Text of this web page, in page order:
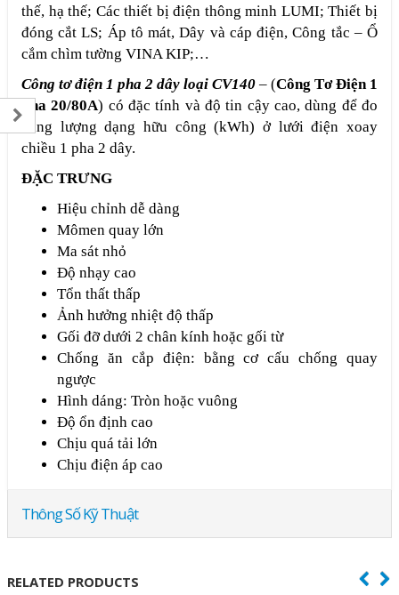
thế, hạ thế; Các thiết bị điện thông minh LUMI; Thiết bị
đóng cắt LS; Áp tô mát, Dây và cáp điện, Công tắc – Ổ
cắm chìm tường VINA KIP;…
Công tơ điện 1 pha 2 dây loại CV140 – (Công Tơ Điện 1
Pha 20/80A) có đặc tính và độ tin cậy cao, dùng để đo
năng lượng dạng hữu công (kWh) ở lưới điện xoay
chiều 1 pha 2 dây.
ĐẶC TRƯNG
Hiệu chỉnh dễ dàng
Mômen quay lớn
Ma sát nhỏ
Ðộ nhạy cao
Tổn thất thấp
Ảnh hưởng nhiệt độ thấp
Gối đỡ dưới 2 chân kính hoặc gối từ
Chống ăn cắp điện: bằng cơ cấu chống quay
ngược
Hình dáng: Tròn hoặc vuông
Ðộ ổn định cao
Chịu quá tải lớn
Chịu điện áp cao
Thông Số Kỹ Thuật
RELATED PRODUCTS